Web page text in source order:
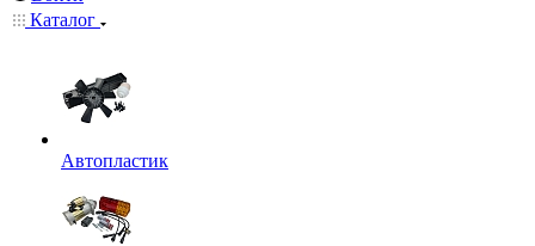
Каталог
Автопластик